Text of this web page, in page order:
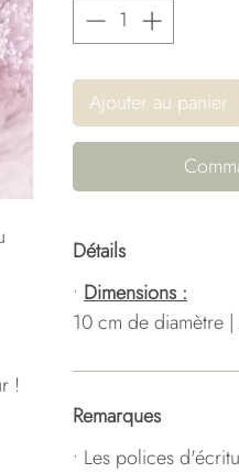
!
Ajouter au panier
Détails
• Dimensions :
10 cm de diamètre
Remarques
• Les polices